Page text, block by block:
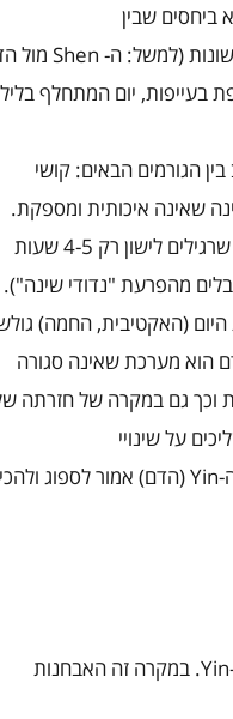
ביחסים שבין
(למשל: ה- Shen מול
בעייפות, יום המתחלף
הגורמים הבאים: קושי
שאינה איכותית ומספקת.
האבחנה תינתן במידה והאדם התלונן שהמצב מפריע לו בתפקוד היומיומי (ישנם אנשים שרגילים לישון רק 4-5 שעות
מהפרעת "נדודי שינה").
(האקטיבית, החמה)
הוא מערכת שאינה סגורה
וכך גם במקרה של חזרתה
על שינויי
Yin(הדם) אמור לספוג
Yin. במקרה זה האבחנות